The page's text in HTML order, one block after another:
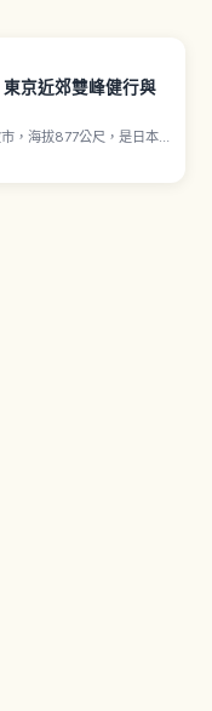
京近郊雙峰健行與
，海拔877公尺，是日本
古被稱為「西有富士，東